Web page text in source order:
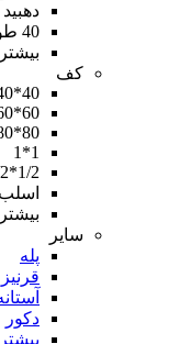
دهبید
40 طول
بیشتر
کف
40*40
60*60
80*80
1*1
1/2*1/2
اسلب
بیشتر
سایر
پله
قرنیز
دکور
بیشتر